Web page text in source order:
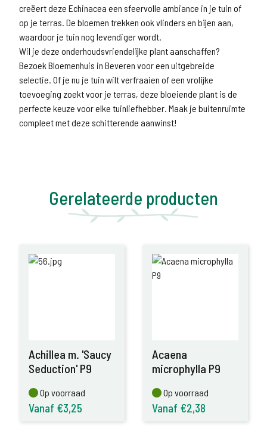
creëert deze Echinacea een sfeervolle ambiance in je tuin of
op je terras. De bloemen trekken ook vlinders en bijen aan,
waardoor je tuin nog levendiger wordt.
Wil je deze onderhoudsvriendelijke plant aanschaffen?
Bezoek Bloemenhuis in Beveren voor een uitgebreide
selectie. Of je nu je tuin wilt verfraaien of een vrolijke
toevoeging zoekt voor je terras, deze bloeiende plant is de
perfecte keuze voor elke tuinliefhebber. Maak je buitenruimte
compleet met deze schitterende aanwinst!
Gerelateerde producten
Achillea m. 'Saucy
Seduction' P9
Op voorraad
Op voorraad
Vanaf €3,25
Acaena
microphylla P9
Op voorraad
Op voorraad
Vanaf €2,38